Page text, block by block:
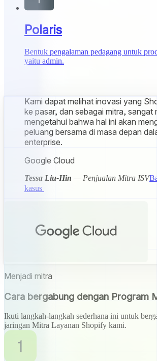
Polaris
Bentuk pengalaman pedagang untuk
yaitu admin.
Kami dapat melihat inovasi yang
ke pasar, dan sebagai mitra, sangat
mengetahui bahwa hal ini akan
peluang bersama di masa depan
enterprise.
Google Cloud
Tessa Liu-Hin — Penjualan Mitra ISV
kasus
Menjadi mitra
Cara bergabung dengan Program
Ikuti langkah-langkah sederhana ini untuk
jaringan Mitra Layanan Shopify kami.